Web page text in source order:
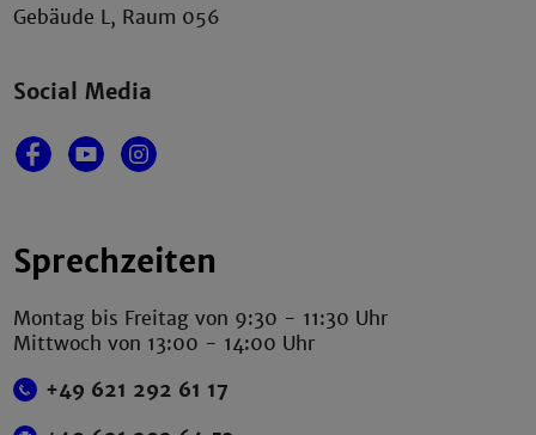
Gebäude L, Raum 056
Social Media
Sprechzeiten
Montag bis Freitag von 9:30 - 11:30 Uhr
Mittwoch von 13:00 - 14:00 Uhr
+49 621 292 61 17